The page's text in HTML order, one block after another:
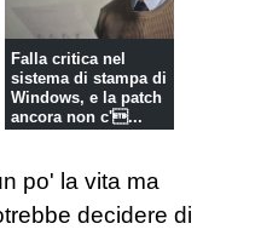
Falla critica nel
sistema di stampa di
Windows, e la patch
ancora non c'...
po' la vita ma
decidere di